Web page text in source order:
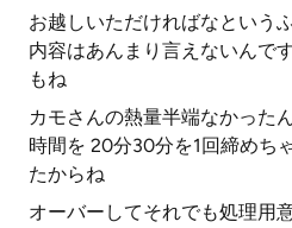
お越しいただければなという
内容はあんまり言えないんで
もね
カモさんの熱量半端なかった
時間を 20分30分を1回締めち
たからね
オーバーしてそれでも処理用